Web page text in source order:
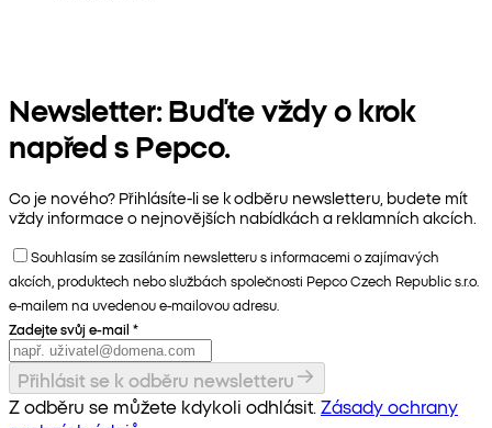
Newsletter: Buďte vždy o krok
napřed s Pepco.
Co je nového? Přihlásíte-li se k odběru newsletteru, budete mít
vždy informace o nejnovějších nabídkách a reklamních akcích.
Souhlasím se zasíláním newsletteru s informacemi o zajímavých
akcích, produktech nebo službách společnosti Pepco Czech Republic s.r.o.
e-mailem na uvedenou e-mailovou adresu.
Zadejte svůj e-mail *
Přihlásit se k odběru newsletteru
Z odběru se můžete kdykoli odhlásit. Zásady ochrany